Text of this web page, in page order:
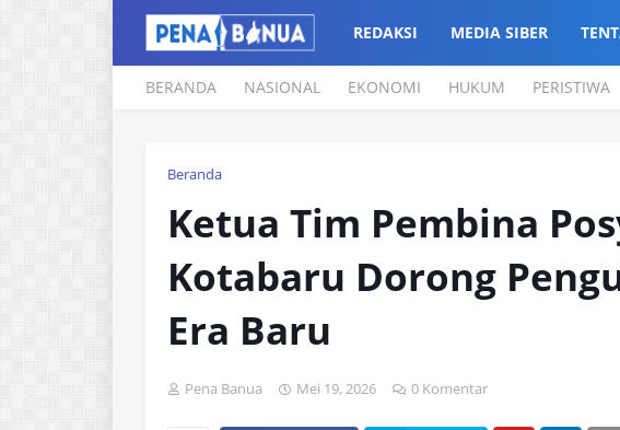
REDAKSI MEDIA SIBER
BERANDA NASIONAL EKONOMI HUKUM PERISTIWA
Beranda
Ketua Tim Pembina
Kotabaru Dorong
Era Baru
Pena Banua Mei 19, 2026 0 Komentar